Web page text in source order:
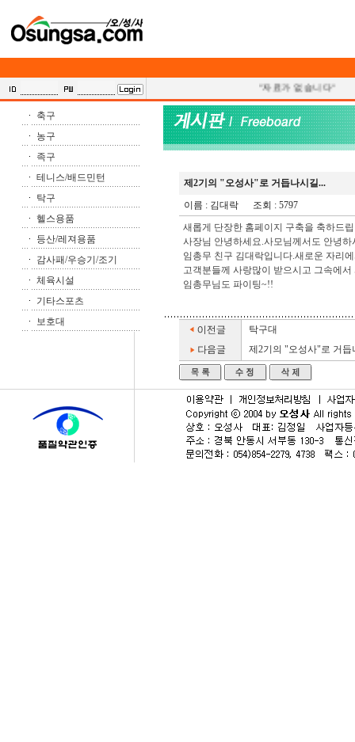
"자료가 없습니다"
축구
농구
족구
테니스/배드민턴
탁구
헬스용품
등산/레져용품
감사패/우승기/조기
체육시설
기타스포츠
보호대
제2기의 "오성사"로 거듭나시길...
이름 : 김대락조회 : 5797
새롭게 단장한 홈페이지 구축을 축하드
사장님 안녕하세요.사모님께서도 안녕하
임총무 친구 김대락입니다.새로운 자리
고객분들께 사랑많이 받으시고 그속에
임총무님도 파이팅~!!
탁구대
제2기의 "오성사"로 거듭